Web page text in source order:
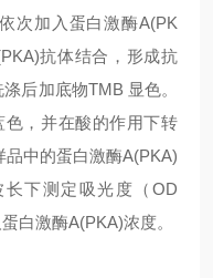
次加入蛋白激酶A(PK
抗体结合，形成抗
后加底物TMB 显色。
，并在酸的作用下转
中的蛋白激酶A(PKA)
下测定吸光度（OD
白激酶A(PKA)浓度。